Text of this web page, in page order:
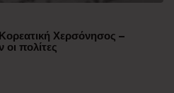
Χερσόνησος –
πολίτες